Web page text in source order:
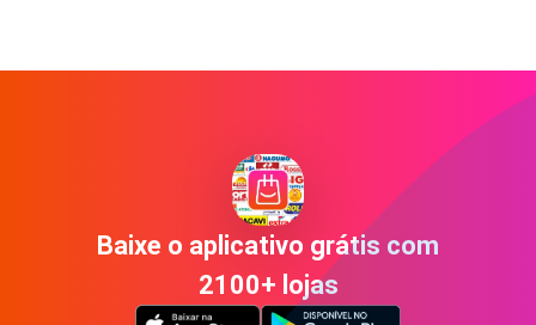
Baixe o aplicativo grátis com
2100+ lojas